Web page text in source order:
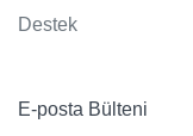
Destek
E-posta Bülteni